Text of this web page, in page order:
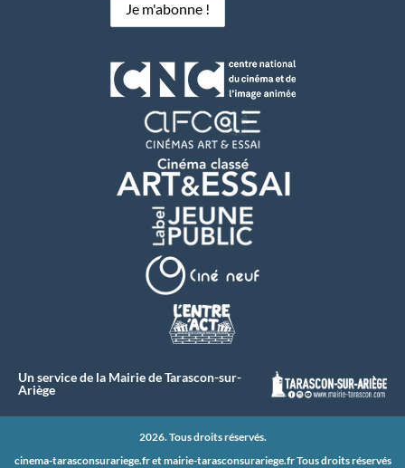
Un service de la Mairie de Tarascon-sur-
Ariège
2026. Tous droits réservés.
cinema-tarasconsurariege.fr etmairie-tarasconsurariege.frTous droits réservés